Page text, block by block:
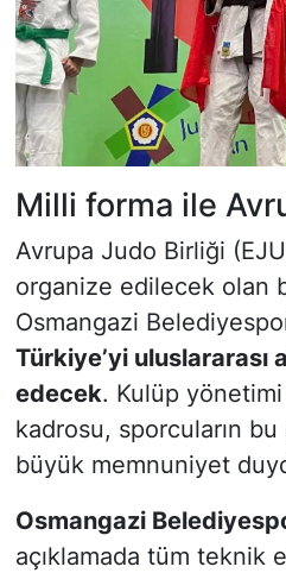
Milli forma ile
Avrupa Judo Birliği
organize edilecek olan
Osmangazi
Türkiye’yi uluslararası
edecek. Kulüp
kadrosu, sporcuların bu
büyük memnuniyet
Osmangazi
açıklamada tüm teknik